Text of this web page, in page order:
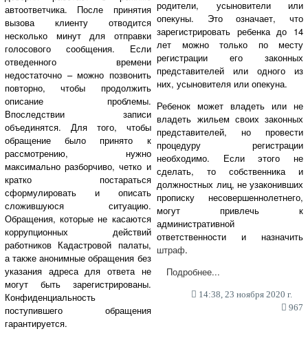
автоответчика. После принятия
вызова клиенту отводится
несколько минут для отправки
голосового сообщения. Если
отведенного времени
недостаточно – можно позвонить
повторно, чтобы продолжить
описание проблемы.
Впоследствии записи
объединятся. Для того, чтобы
обращение было принято к
рассмотрению, нужно
максимально разборчиво, четко и
кратко постараться
сформулировать и описать
сложившуюся ситуацию.
Обращения, которые не касаются
коррупционных действий
работников Кадастровой палаты,
а также анонимные обращения без
указания адреса для ответа не
могут быть зарегистрированы.
Конфиденциальность
поступившего обращения
гарантируется.
родители, усыновители или
опекуны. Это означает, что
зарегистрировать ребенка до 14
лет можно только по месту
регистрации его законных
представителей или одного из
них, усыновителя или опекуна.
Ребенок может владеть или не
владеть жильем своих законных
представителей, но провести
процедуру регистрации
необходимо. Если этого не
сделать, то собственника и
должностных лиц, не узаконивших
прописку несовершеннолетнего,
могут привлечь к
административной
ответственности и назначить
штраф.
Подробнее...
14:38, 23 ноября 2020 г.
967